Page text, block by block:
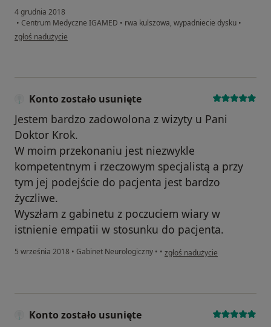
4 grudnia 2018
• Centrum Medyczne IGAMED • rwa kulszowa, wypadniecie dysku •
w opinii użytkownika Konto zostało usunięte
zgłoś nadużycie
Konto zostało usunięte
Jestem bardzo zadowolona z wizyty u Pani
Doktor Krok.
W moim przekonaniu jest niezwykle
kompetentnym i rzeczowym specjalistą a przy
tym jej podejście do pacjenta jest bardzo
życzliwe.
Wyszłam z gabinetu z poczuciem wiary w
istnienie empatii w stosunku do pacjenta.
5 września 2018 • Gabinet Neurologiczny • • w opinii użytkownika Konto
zgłoś nadużycie
Konto zostało usunięte